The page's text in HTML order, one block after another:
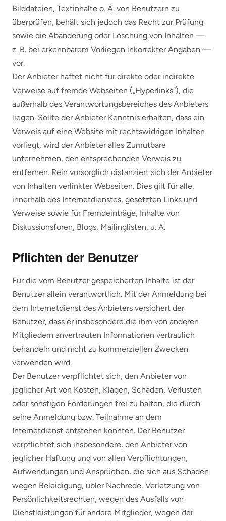
Bilddateien, Textinhalte o. Ä. von Benutzern zu
überprüfen, behält sich jedoch das Recht zur Prüfung
sowie die Abänderung oder Löschung von Inhalten —
z. B. bei erkennbarem Vorliegen inkorrekter Angaben —
vor.
Der Anbieter haftet nicht für direkte oder indirekte
Verweise auf fremde Webseiten („Hyperlinks“), die
außerhalb des Verantwortungsbereiches des Anbieters
liegen. Sollte der Anbieter Kenntnis erhalten, dass ein
Verweis auf eine Website mit rechtswidrigen Inhalten
vorliegt, wird der Anbieter alles Zumutbare
unternehmen, den entsprechenden Verweis zu
entfernen. Rein vorsorglich distanziert sich der Anbieter
von Inhalten verlinkter Webseiten. Dies gilt für alle,
innerhalb des Internetdienstes, gesetzten Links und
Verweise sowie für Fremdeinträge, Inhalte von
Diskussionsforen, Blogs, Mailinglisten, u. Ä.
Pflichten der Benutzer
Für die vom Benutzer gespeicherten Inhalte ist der
Benutzer allein verantwortlich. Mit der Anmeldung bei
dem Internetdienst des Anbieters versichert der
Benutzer, dass er insbesondere die ihm von anderen
Mitgliedern anvertrauten Informationen vertraulich
behandeln und nicht zu kommerziellen Zwecken
verwenden wird.
Der Benutzer verpflichtet sich, den Anbieter von
jeglicher Art von Kosten, Klagen, Schäden, Verlusten
oder sonstigen Forderungen frei zu halten, die durch
seine Anmeldung bzw. Teilnahme an dem
Internetdienst entstehen könnten. Der Benutzer
verpflichtet sich insbesondere, den Anbieter von
jeglicher Haftung und von allen Verpflichtungen,
Aufwendungen und Ansprüchen, die sich aus Schäden
wegen Beleidigung, übler Nachrede, Verletzung von
Persönlichkeitsrechten, wegen des Ausfalls von
Dienstleistungen für andere Mitglieder, wegen der